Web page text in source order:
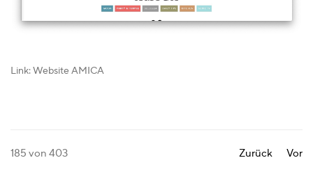
Link: Website AMICA
Zurück Vor
185 von 403